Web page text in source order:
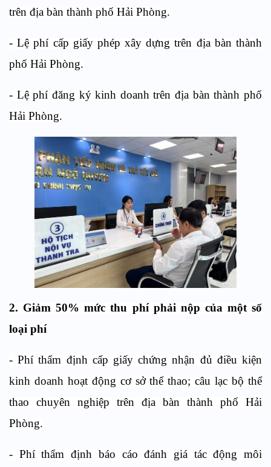
trên địa bàn thành phố Hải Phòng.
- Lệ phí cấp giấy phép xây dựng trên địa bàn thành
phố Hải Phòng.
- Lệ phí đăng ký kinh doanh trên địa bàn thành phố
Hải Phòng.
2. Giảm 50% mức thu phí phải nộp của một số
loại phí
- Phí thẩm định cấp giấy chứng nhận đủ điều kiện
kinh doanh hoạt động cơ sở thể thao; câu lạc bộ thể
thao chuyên nghiệp trên địa bàn thành phố Hải
Phòng.
- Phí thẩm định báo cáo đánh giá tác động môi